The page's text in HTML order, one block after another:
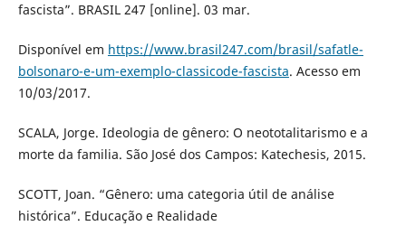
fascista”. BRASIL 247 [online]. 03 mar.
Disponível em https://www.brasil247.com/brasil/safatle-
bolsonaro-e-um-exemplo-classicode-fascista. Acesso em
10/03/2017.
SCALA, Jorge. Ideologia de gênero: O neototalitarismo e a
morte da familia. São José dos Campos: Katechesis, 2015.
SCOTT, Joan. “Gênero: uma categoria útil de análise
histórica”. Educação e Realidade